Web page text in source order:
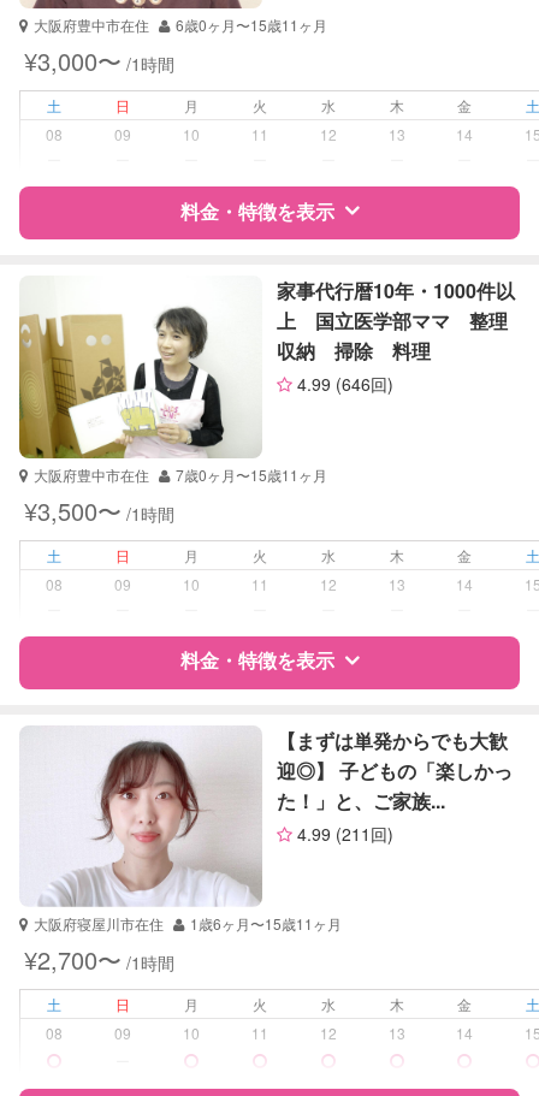
高校受験
大学受験
中学生
数学
化学
大阪府豊中市在住 6歳0ヶ月〜15歳11ヶ月
¥3,000〜 /1時間
土 日 月 火 水 木 金
08
09 10 11 12 13 14
料金・特徴を表示
サポートの特徴
資格
受験対策 小学校受験
学校/塾の補習・宿題
中学生
算数
理科
社会
小論文
家事代行暦10年・1000件以
上 国立医学部ママ 整理
収納 掃除 料理
4.99 (646回)
大阪府豊中市在住 7歳0ヶ月〜15歳11ヶ月
¥3,500〜 /1時間
土 日 月 火 水 木 金
08
09 10 11 12 13 14
料金・特徴を表示
特徴 料金 レビュー
サポートの特徴
なし
受験対策
中学受験
学校/塾の補習・宿題
小学生
中学生
【まずは単発からでも大歓
迎◎】 子どもの「楽しかっ
た！」と、ご家族...
4.99 (211回)
大阪府寝屋川市在住 1歳6ヶ月〜15歳11ヶ月
¥2,700〜 /1時間
土 日 月 火 水 木 金
08
09 10 11 12 13 14